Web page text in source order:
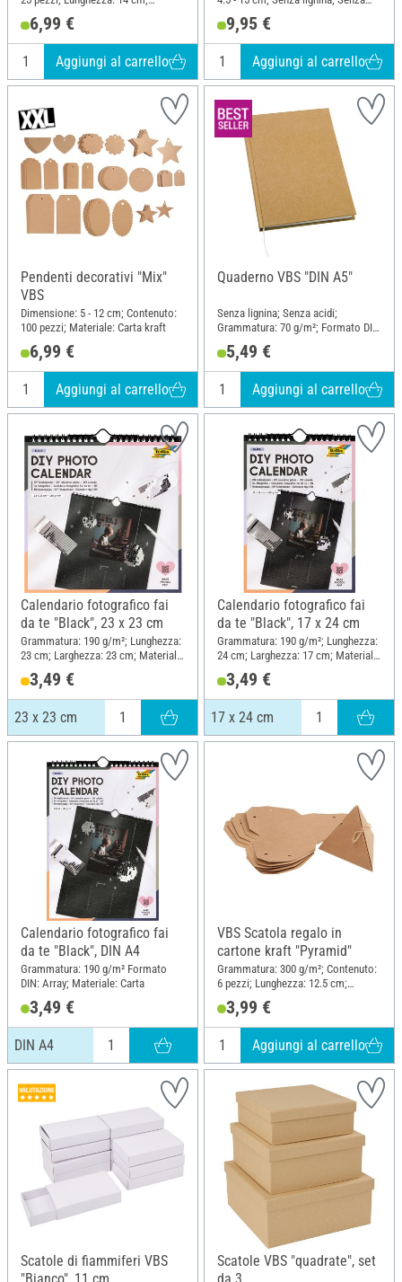
Larghezza: 9 cm; Altezza: 3.5 cm;
Materiale: Cartone
6,99 €
Aggiungi al carrello
acidi; Contenuto: 12 pezzi;
Materiale: Cartone
9,95 €
Aggiungi al carrello
Pendenti decorativi "Mix"
VBS
Dimensione: 5 - 12 cm; Contenuto:
100 pezzi; Materiale: Carta kraft
6,99 €
Aggiungi al carrello
Quaderno VBS "DIN A5"
Senza lignina; Senza acidi;
Grammatura: 70 g/m²; Formato DIN
14.8 cm; Materiale: Cartapesta
5,49 €
Aggiungi al carrello
Calendario fotografico fai
da te "Black", 23 x 23 cm
Grammatura: 190 g/m²; Lunghezza:
23 cm; Larghezza: 23 cm; Materiale:
3,49 €
23 x 23 cm
Calendario fotografico fai
da te "Black", 17 x 24 cm
Grammatura: 190 g/m²; Lunghezza:
24 cm; Larghezza: 17 cm; Materiale:
3,49 €
17 x 24 cm
Calendario fotografico fai
da te "Black", DIN A4
Grammatura: 190 g/m² Formato
DIN: Array; Materiale: Carta
3,49 €
DIN A4
VBS Scatola regalo in
cartone kraft "Pyramid"
Grammatura: 300 g/m²; Contenuto:
6 pezzi; Lunghezza: 12.5 cm;
3,99 €
Aggiungi al carrello
Scatole di fiammiferi VBS
Scatole VBS "quadrate", set